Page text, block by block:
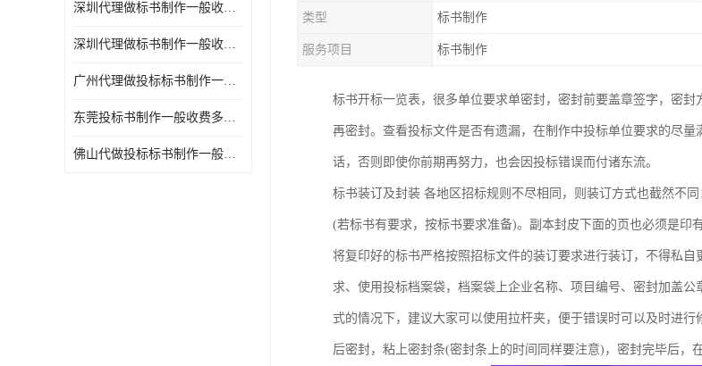
深圳代理做标书制作一般收费多少钱 满足客户需求
深圳代理做标书制作一般收费多少钱 诚信合作
广州代理做投标标书制作一般收费多少钱 满足客户需求
东莞投标书制作一般收费多少钱 服务好
佛山代做投标标书制作一般收费多少钱 经验丰富
类型 标书制作
服务项目 标书制作
标书开标一览表，很多单位要求单密封，密封前要盖章签字，密
再密封。查看投标文件是否有遗漏，在制作中投标单位要求的尽
话，否则即使你前期再努力，也会因投标错误而付诸东流。
标书装订及封装 各地区招标规则不尽相同，则装订方式也截然不
(若标书有要求，按标书要求准备)。副本封皮下面的页也必须是
将复印好的标书严格按照招标文件的装订要求进行装订，不得私
求、使用投标档案袋，档案袋上企业名称、项目编号、密封加盖
式的情况下，建议大家可以使用拉杆夹，便于错误时可以及时进
后密封，粘上密封条(密封条上的时间同样要注意)，密封完毕后，